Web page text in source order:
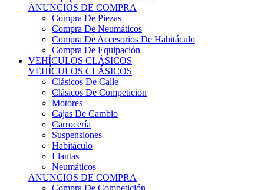
ANUNCIOS DE COMPRA
Compra De Piezas
Compra De Neumáticos
Compra De Accesorios De Habitáculo
Compra De Equipación
VEHÍCULOS CLÁSICOS
VEHÍCULOS CLÁSICOS
Clásicos De Calle
Clásicos De Competición
Motores
Cajas De Cambio
Carrocería
Suspensiones
Habitáculo
Llantas
Neumáticos
ANUNCIOS DE COMPRA
Compra De Competición